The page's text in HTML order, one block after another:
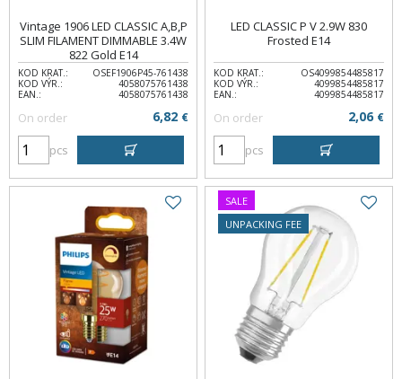
Vintage 1906 LED CLASSIC A,B,P
SLIM FILAMENT DIMMABLE 3.4W
822 Gold E14
KOD KRAT.:
OSEF1906P45-761438
KOD VÝR.:
4058075761438
EAN.:
4058075761438
On order 6,82 €
pcs
LED CLASSIC P V 2.9W 830
Frosted E14
KOD KRAT.:
OS4099854485817
KOD VÝR.:
4099854485817
EAN.:
4099854485817
On order 2,06 €
pcs
SALE
UNPACKING FEE